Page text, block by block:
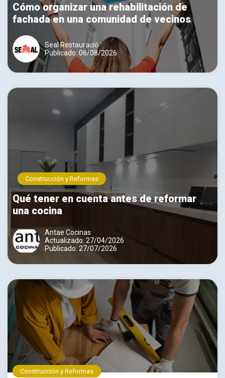
Cómo organizar una rehabilitación de
fachada en una comunidad de vecinos
Seal Restauració
Publicado: 06/08/2026
Construcción y Reformas
Qué tener en cuenta antes de reformar
una cocina
Antae Cocinas
Actualizado: 27/04/2026
Publicado: 27/07/2026
Construcción y Reformas